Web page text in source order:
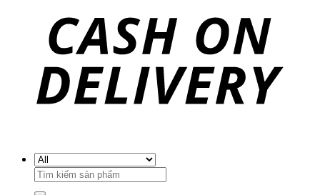
Search
for: